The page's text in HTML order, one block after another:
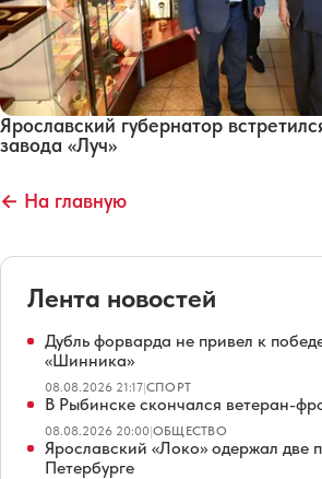
Ярославский губернатор
завода «Луч»
← На главную
Лента новостей
Дубль форварда не привел к
«Шинника»
08.08.2026 21:17|СПОРТ
В Рыбинске скончался ветеран-
08.08.2026 20:00|ОБЩЕСТВО
Ярославский «Локо» одержал две
Петербурге